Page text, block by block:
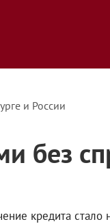
и России
без
кредита